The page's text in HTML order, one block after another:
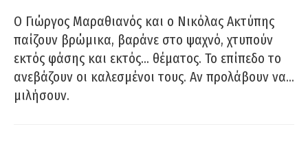
Ο Γιώργος Μαραθιανός και ο Νικόλας Ακτύπης
παίζουν βρώμικα, βαράνε στο ψαχνό, χτυπούν
εκτός φάσης και εκτός… θέματος. Το επίπεδο το
ανεβάζουν οι καλεσμένοι τους. Αν προλάβουν να…
μιλήσουν.